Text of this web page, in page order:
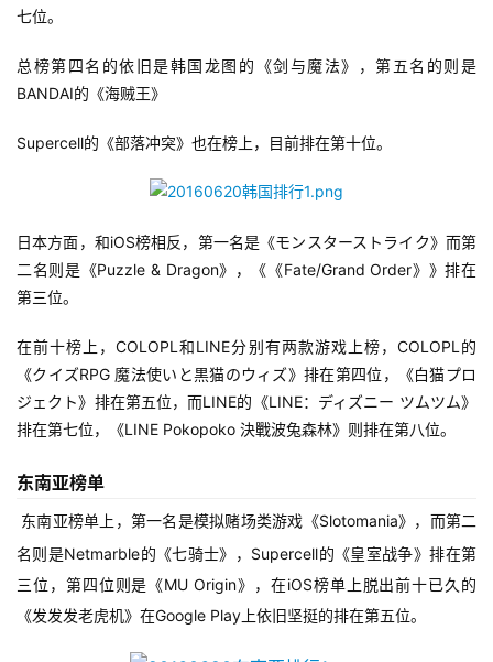
机
游
游
戏
闲
游
戏
0
2
5
第
十
三
七位。
总榜第四名的依旧是韩国龙图的《剑与魔法》，第五名的则是
BANDAI的《海贼王》
Supercell的《部落冲突》也在榜上，目前排在第十位。
日本方面，和iOS榜相反，第一名是《モンスターストライク》而第
二名则是《Puzzle & Dragon》，《《Fate/Grand Order》》排在
第三位。
在前十榜上，COLOPL和LINE分别有两款游戏上榜，COLOPL的
《クイズRPG 魔法使いと黒猫のウィズ》排在第四位，《白猫プロ
ジェクト》排在第五位，而LINE的《LINE：ディズニー ツムツム》
排在第七位，《LINE Pokopoko 決戰波兔森林》则排在第八位。
东南亚榜单
东南亚榜单上，第一名是模拟赌场类游戏《Slotomania》，而第二
名则是Netmarble的《七骑士》，Supercell的《皇室战争》排在第
三位，第四位则是《MU Origin》，在iOS榜单上脱出前十已久的
《发发发老虎机》在Google Play上依旧坚挺的排在第五位。